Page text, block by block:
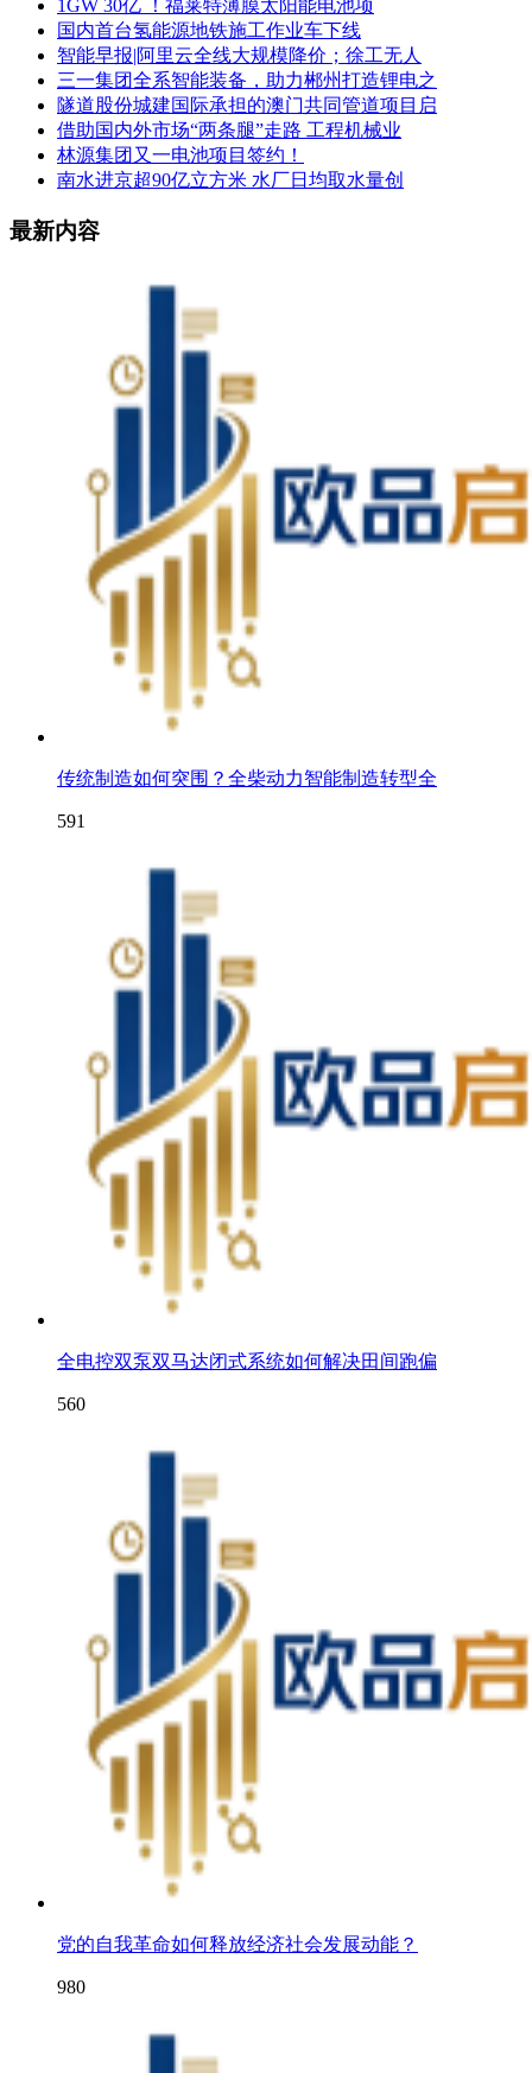
1GW 30亿 ！福莱特薄膜太阳能电池项
国内首台氢能源地铁施工作业车下线
智能早报|阿里云全线大规模降价；徐工无人
三一集团全系智能装备，助力郴州打造锂电之
隧道股份城建国际承担的澳门共同管道项目启
借助国内外市场“两条腿”走路 工程机械业
林源集团又一电池项目签约！
南水进京超90亿立方米 水厂日均取水量创
最新内容
传统制造如何突围？全柴动力智能制造转型全
591
全电控双泵双马达闭式系统如何解决田间跑偏
560
党的自我革命如何释放经济社会发展动能？
980